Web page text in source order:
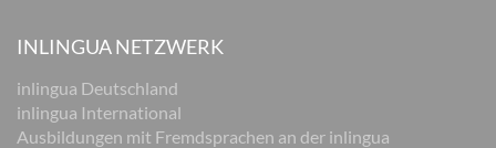
INLINGUA NETZWERK
inlingua Deutschland
inlingua International
Ausbildungen mit Fremdsprachen an der inlingua